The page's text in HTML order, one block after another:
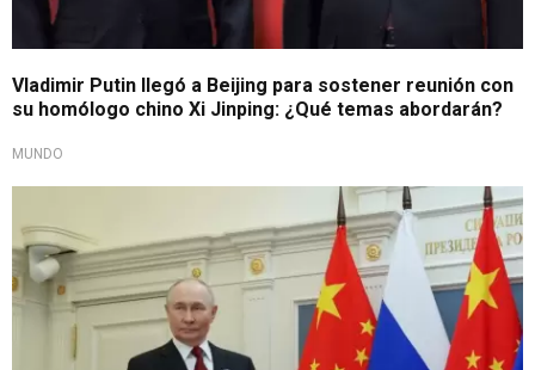
Vladimir Putin llegó a Beijing para sostener reunión con
su homólogo chino Xi Jinping: ¿Qué temas abordarán?
MUNDO